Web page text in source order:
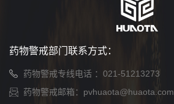
药物警戒部门联系方式：
药物警戒专线电话 ： 021-51213273
药物警戒邮箱： pvhuaota@huaota.com